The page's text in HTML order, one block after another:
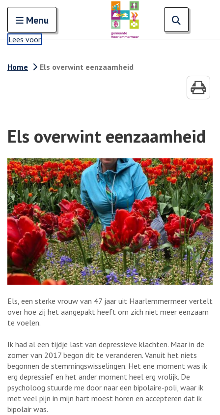
Open en sluit het
Menu
Lees voor
Home Els overwint eenzaamheid
Els overwint eenzaamheid
Els, een sterke vrouw van 47 jaar uit Haarlemmermeer vertelt
over hoe zij het aangepakt heeft om zich niet meer eenzaam
te voelen.
Ik had al een tijdje last van depressieve klachten. Maar in de
zomer van 2017 begon dit te veranderen. Vanuit het niets
begonnen de stemmingswisselingen. Het ene moment was ik
erg depressief en het ander moment heel erg vrolijk. De
psycholoog stuurde me door naar een bipolaire-poli, waar ik
met veel pijn in mijn hart moest horen en accepteren dat ik
bipolair was.